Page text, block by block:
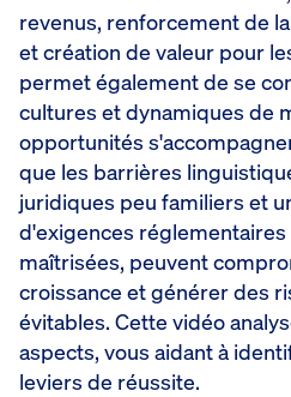
revenus, renforcement de
et création de valeur pour
permet également de se
cultures et dynamiques de
opportunités
que les barrières
juridiques peu familiers et
d'exigences réglementaires
maîtrisées, peuvent
croissance et générer des
évitables. Cette vidéo
aspects, vous aidant à
leviers de réussite.